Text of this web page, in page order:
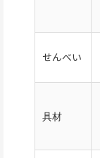
せんべい
具材